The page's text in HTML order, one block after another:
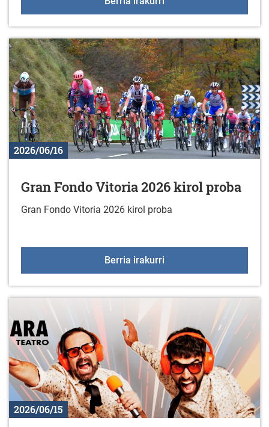
2026/06/16
Gran Fondo Vitoria 2026 kirol proba
Gran Fondo Vitoria 2026 kirol proba
Berria irakurri
2026/06/15